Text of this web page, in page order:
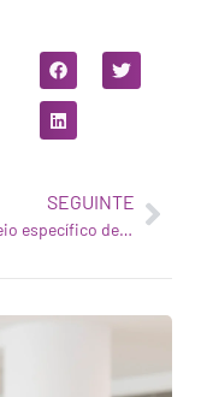
SEGUINTE
Um rastreio específico detecta problemas de visão em mais de metade das crianças